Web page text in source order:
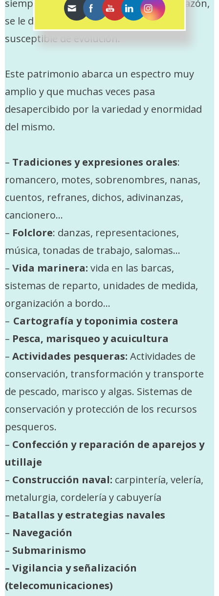
siempre asociado a la acción. Por esta razón,
se le denomina un patrimonio “vivo” y
susceptible de evolución.
Este patrimonio abarca un espectro muy
amplio y que muchas veces pasa
desapercibido por la variedad y enormidad
del mismo.
– Tradiciones y expresiones orales:
romancero, motes, sobrenombres, nanas,
cuentos, refranes, dichos, adivinanzas,
cancionero…
– Folclore: danzas, representaciones,
música, tonadas de trabajo, salomas…
– Vida marinera: vida en las barcas,
sistemas de reparto, unidades de medida,
organización a bordo…
– Cartografía y toponimia costera
– Pesca, marisqueo y acuicultura
– Actividades pesqueras: Actividades de
conservación, transformación y transporte
de pescado, marisco y algas. Sistemas de
conservación y protección de los recursos
pesqueros.
– Confección y reparación de aparejos y
utillaje
– Construcción naval: carpintería, velería,
metalurgia, cordelería y cabuyería
– Batallas y estrategias navales
– Navegación
– Submarinismo
– Vigilancia y señalización
(telecomunicaciones)